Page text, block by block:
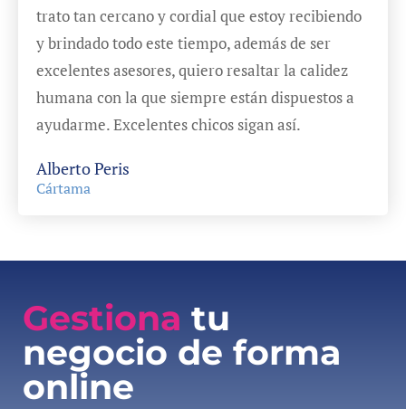
trato tan cercano y cordial que estoy recibiendo
y brindado todo este tiempo, además de ser
excelentes asesores, quiero resaltar la calidez
humana con la que siempre están dispuestos a
ayudarme. Excelentes chicos sigan así.
Alberto Peris
Cártama
Gestiona tu
negocio de forma
online